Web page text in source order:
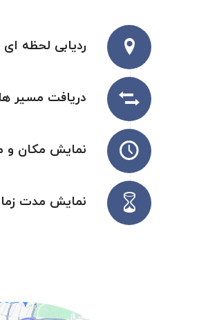
ردیابی لحظه
دریافت مسیر
نمایش مکان و
نمایش مدت